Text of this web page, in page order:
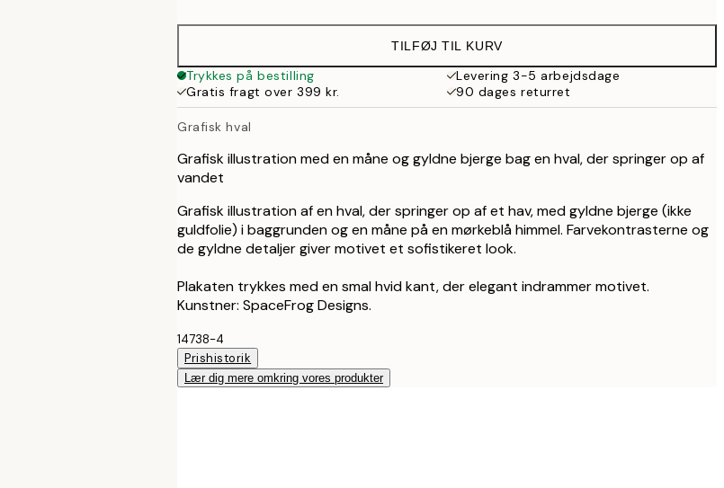
179 kr.
287 kr.
TILFØJ TIL KURV
Trykkes på bestilling
Levering 3-5 arbejdsdage
Gratis fragt over 399 kr.
90 dages returret
Grafisk hval
Grafisk illustration med en måne og gyldne bjerge bag en hval, der springer op af
vandet
Grafisk illustration af en hval, der springer op af et hav, med gyldne bjerge (ikke
guldfolie) i baggrunden og en måne på en mørkeblå himmel. Farvekontrasterne og
de gyldne detaljer giver motivet et sofistikeret look.
Plakaten trykkes med en smal hvid kant, der elegant indrammer motivet.
Kunstner: SpaceFrog Designs.
14738-4
Prishistorik
Lær dig mere omkring vores produkter